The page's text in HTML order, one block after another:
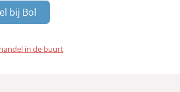
bij Bol
in de buurt